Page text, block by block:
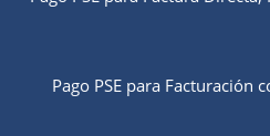
Pago PSE para Facturación